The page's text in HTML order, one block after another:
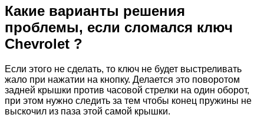
Какие варианты решения
проблемы, если сломался ключ
Chevrolet ?
Если этого не сделать, то ключ не будет выстреливать
жало при нажатии на кнопку. Делается это поворотом
задней крышки против часовой стрелки на один оборот,
при этом нужно следить за тем чтобы конец пружины не
выскочил из паза этой самой крышки.